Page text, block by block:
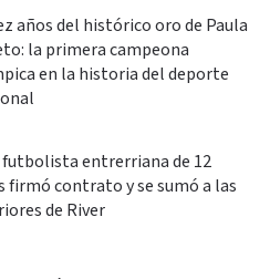
años del histórico oro de Paula
la primera campeona
en la historia del deporte
futbolista entrerriana de 12
firmó contrato y se sumó a las
de River